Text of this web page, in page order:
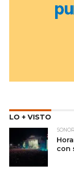
LO + VISTO
con